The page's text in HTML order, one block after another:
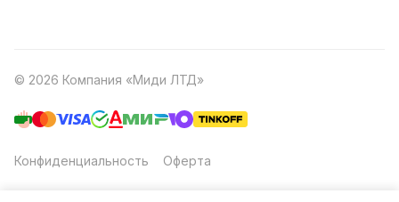
© 2026 Компания «Миди ЛТД»
Конфиденциальность Оферта